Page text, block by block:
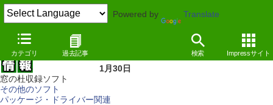
Powered by Translate
カテゴリ 過去記事 検索 Impressサイト
1月30日
窓の杜収録ソフト
その他のソフト
パッケージ・ドライバー関連